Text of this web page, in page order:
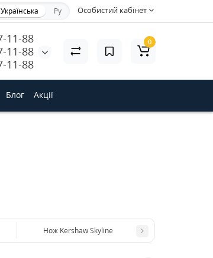
Особистий кабінет
Українська Ру
11-88
11-88
11-88
0
Блог Акції
Нож Kershaw Skyline